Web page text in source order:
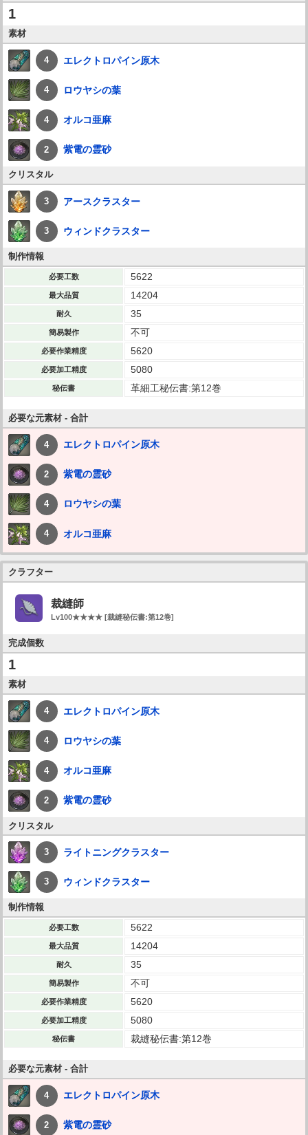
1
素材
4 エレクトロパイン原木
4 ロウヤシの葉
4 オルコ亜麻
2 紫電の霊砂
クリスタル
3 アースクラスター
3 ウィンドクラスター
制作情報
必要工数 5622
最大品質 14204
耐久 35
簡易製作 不可
必要作業精度 5620
必要加工精度 5080
秘伝書 革細工秘伝書:第12巻
必要な元素材 - 合計
4 エレクトロパイン原木
2 紫電の霊砂
4 ロウヤシの葉
4 オルコ亜麻
クラフター
裁縫師
Lv100★★★★ [裁縫秘伝書:第12巻]
完成個数
1
素材
4 エレクトロパイン原木
4 ロウヤシの葉
4 オルコ亜麻
2 紫電の霊砂
クリスタル
3 ライトニングクラスター
3 ウィンドクラスター
制作情報
必要工数 5622
最大品質 14204
耐久 35
簡易製作 不可
必要作業精度 5620
必要加工精度 5080
秘伝書 裁縫秘伝書:第12巻
必要な元素材 - 合計
4 エレクトロパイン原木
2 紫電の霊砂